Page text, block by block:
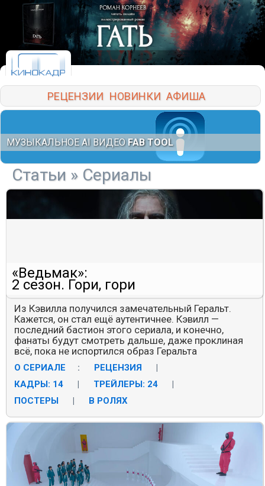
РЕЦЕНЗИИ НОВИНКИ АФИША
МУЗЫКАЛЬНОЕ AI ВИДЕО FAB TOOL
Статьи » Сериалы
«Ведьмак»:
2 сезон. Гори, гори
Из Кэвилла получился замечательный Геральт.
Кажется, он стал ещё аутентичнее. Кэвилл —
последний бастион этого сериала, и конечно,
фанаты будут смотреть дальше, даже проклиная
всё, пока не испортился образ Геральта
О СЕРИАЛЕ : РЕЦЕНЗИЯ
|
КАДРЫ: 14
| ТРЕЙЛЕРЫ: 24
|
ПОСТЕРЫ
| В РОЛЯХ